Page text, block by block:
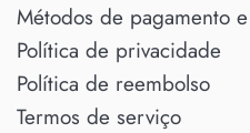
Métodos de pagamento
Política de privacidade
Política de reembolso
Termos de serviço